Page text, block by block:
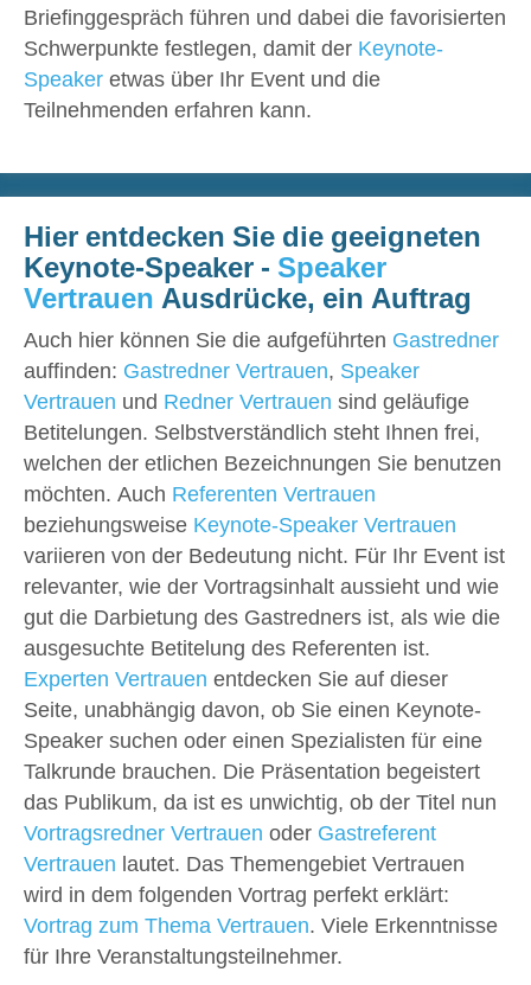
Briefinggespräch führen und dabei die favorisierten
Schwerpunkte festlegen, damit der Keynote-
Speaker etwas über Ihr Event und die
Teilnehmenden erfahren kann.
Hier entdecken Sie die geeigneten
Keynote-Speaker - Speaker
Vertrauen Ausdrücke, ein Auftrag
Auch hier können Sie die aufgeführten Gastredner
auffinden: Gastredner Vertrauen, Speaker
Vertrauen und Redner Vertrauen sind geläufige
Betitelungen. Selbstverständlich steht Ihnen frei,
welchen der etlichen Bezeichnungen Sie benutzen
möchten. Auch Referenten Vertrauen
beziehungsweise Keynote-Speaker Vertrauen
variieren von der Bedeutung nicht. Für Ihr Event ist
relevanter, wie der Vortragsinhalt aussieht und wie
gut die Darbietung des Gastredners ist, als wie die
ausgesuchte Betitelung des Referenten ist.
Experten Vertrauen entdecken Sie auf dieser
Seite, unabhängig davon, ob Sie einen Keynote-
Speaker suchen oder einen Spezialisten für eine
Talkrunde brauchen. Die Präsentation begeistert
das Publikum, da ist es unwichtig, ob der Titel nun
Vortragsredner Vertrauen oder Gastreferent
Vertrauen lautet. Das Themengebiet Vertrauen
wird in dem folgenden Vortrag perfekt erklärt:
Vortrag zum Thema Vertrauen. Viele Erkenntnisse
für Ihre Veranstaltungsteilnehmer.